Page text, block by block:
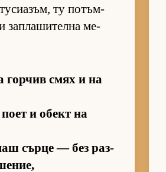
ту по­тъм­
зап­ла­ши­телна ме­
гор­чив смях и на
и обект на
сърце — без раз­